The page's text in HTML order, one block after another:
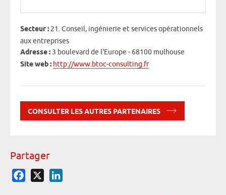
Secteur : 21. Conseil, ingénierie et services opérationnels
aux entreprises
Adresse : 3 boulevard de l'Europe - 68100 mulhouse
Site web : http://www.btoc-consulting.fr
CONSULTER LES AUTRES PARTENAIRES
Partager
Facebook